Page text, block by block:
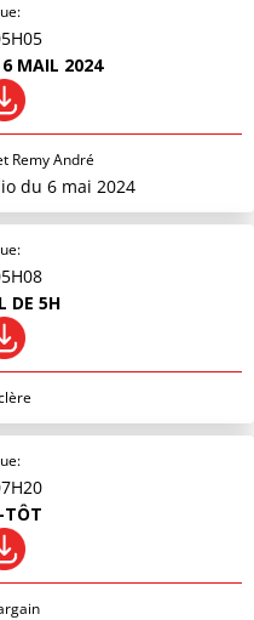
6 MAIL 2024
Remy André
du 6 mai 2024
DE 5H
TÔT